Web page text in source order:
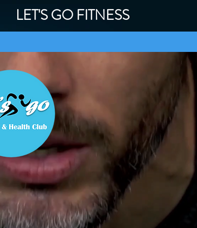
LET'S GO FITNESS